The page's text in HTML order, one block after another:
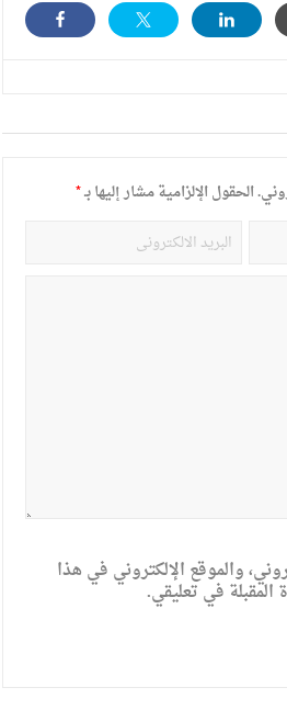
الحقول الإلزامية مشار إليها بـ*
والموقع الإلكتروني في هذا
المقبلة في تعليقي.